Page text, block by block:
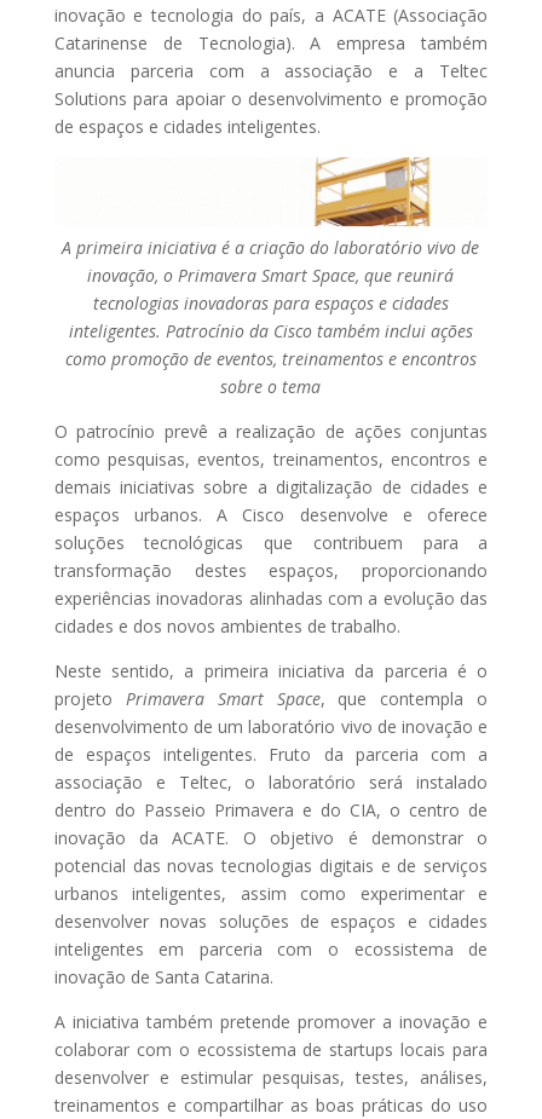
inovação e tecnologia do país, a ACATE (Associação
Catarinense de Tecnologia). A empresa também
anuncia parceria com a associação e a Teltec
Solutions para apoiar o desenvolvimento e promoção
de espaços e cidades inteligentes.
A primeira iniciativa é a criação do laboratório vivo de
inovação, o Primavera Smart Space, que reunirá
tecnologias inovadoras para espaços e cidades
inteligentes. Patrocínio da Cisco também inclui ações
como promoção de eventos, treinamentos e encontros
sobre o tema
O patrocínio prevê a realização de ações conjuntas
como pesquisas, eventos, treinamentos, encontros e
demais iniciativas sobre a digitalização de cidades e
espaços urbanos. A Cisco desenvolve e oferece
soluções tecnológicas que contribuem para a
transformação destes espaços, proporcionando
experiências inovadoras alinhadas com a evolução das
cidades e dos novos ambientes de trabalho.
Neste sentido, a primeira iniciativa da parceria é o
projeto Primavera Smart Space, que contempla o
desenvolvimento de um laboratório vivo de inovação e
de espaços inteligentes. Fruto da parceria com a
associação e Teltec, o laboratório será instalado
dentro do Passeio Primavera e do CIA, o centro de
inovação da ACATE. O objetivo é demonstrar o
potencial das novas tecnologias digitais e de serviços
urbanos inteligentes, assim como experimentar e
desenvolver novas soluções de espaços e cidades
inteligentes em parceria com o ecossistema de
inovação de Santa Catarina.
A iniciativa também pretende promover a inovação e
colaborar com o ecossistema de startups locais para
desenvolver e estimular pesquisas, testes, análises,
treinamentos e compartilhar as boas práticas do uso